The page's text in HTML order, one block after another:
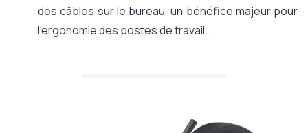
des câbles sur le bureau, un bénéfice majeur pour
l'ergonomie des postes de travail..